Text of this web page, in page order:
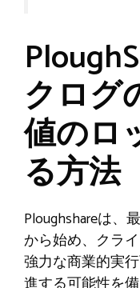
クログ
値のロ
る方法
Ploughshareは、
から始め、クラ
強力な商業的実